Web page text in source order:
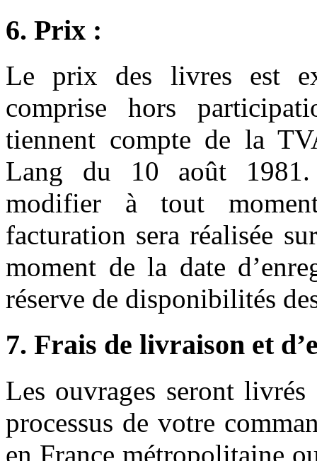
6. Prix :
Le prix des livres est
comprise hors
tiennent compte de la
Lang du 10 août 1981.
modifier à tout
facturation sera réalisée
moment de la date
réserve de disponibilités
7. Frais de livraison et
Les ouvrages seront
processus de votre
en France métropolitaine